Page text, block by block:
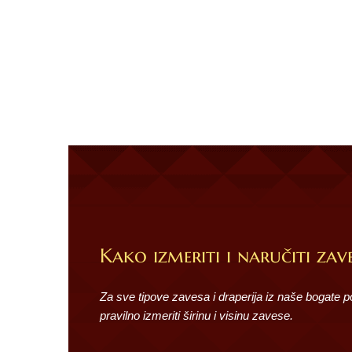
Kako izmeriti i naručiti
Za sve tipove zavesa i draperija iz naše bogate
pravilno izmeriti širinu i visinu zavese.